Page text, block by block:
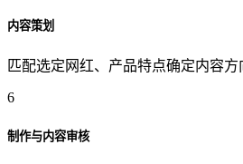
内容策划
匹配选定网红、产品特点确定内容方
6
制作与内容审核